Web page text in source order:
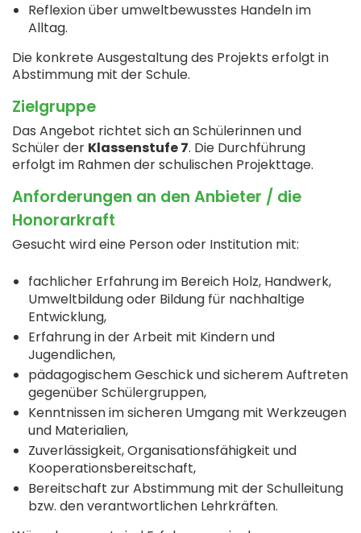
Reflexion über umweltbewusstes Handeln im
Alltag.
Die konkrete Ausgestaltung des Projekts erfolgt in
Abstimmung mit der Schule.
Zielgruppe
Das Angebot richtet sich an Schülerinnen und
Schüler der Klassenstufe 7. Die Durchführung
erfolgt im Rahmen der schulischen Projekttage.
Anforderungen an den Anbieter / die
Honorarkraft
Gesucht wird eine Person oder Institution mit:
fachlicher Erfahrung im Bereich Holz, Handwerk,
Umweltbildung oder Bildung für nachhaltige
Entwicklung,
Erfahrung in der Arbeit mit Kindern und
Jugendlichen,
pädagogischem Geschick und sicherem Auftreten
gegenüber Schülergruppen,
Kenntnissen im sicheren Umgang mit Werkzeugen
und Materialien,
Zuverlässigkeit, Organisationsfähigkeit und
Kooperationsbereitschaft,
Bereitschaft zur Abstimmung mit der Schulleitung
bzw. den verantwortlichen Lehrkräften.